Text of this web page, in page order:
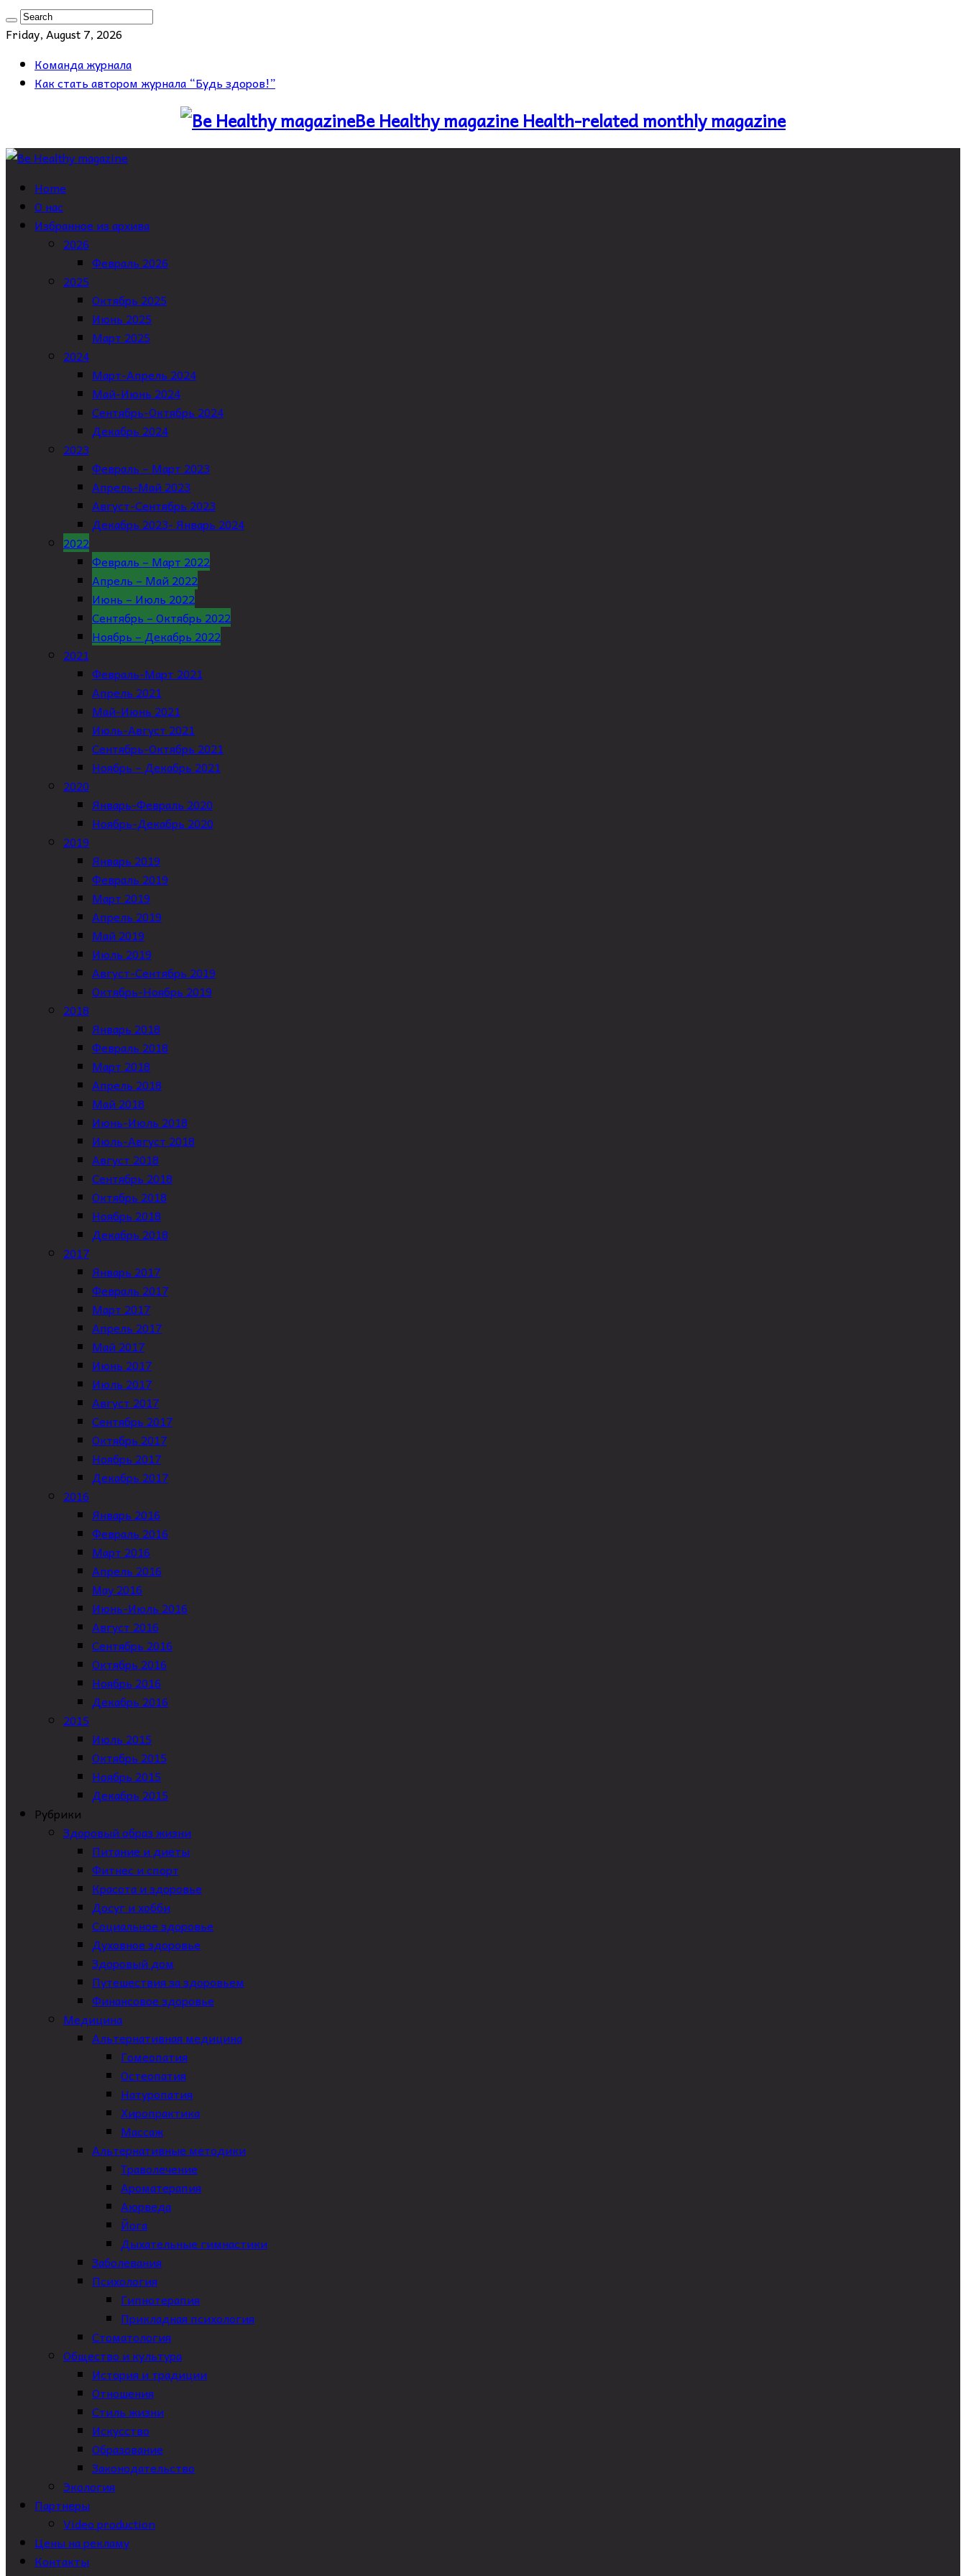
Friday, August 7, 2026
Команда журнала
Как стать автором журнала “Будь здоров!”
Be Healthy magazine Health-related monthly magazine
Home
О нас
Избранное из архива
2026
Февраль 2026
2025
Октябрь 2025
Июнь 2025
Март 2025
2024
Март-Апрель 2024
Май-Июнь 2024
Сентябрь-Октябрь 2024
Декабрь 2024
2023
Февраль – Март 2023
Апрель-Май 2023
Август-Сентябрь 2023
Декабрь 2023- Январь 2024
2022
Февраль – Март 2022
Апрель – Май 2022
Июнь – Июль 2022
Сентябрь – Октябрь 2022
Ноябрь – Декабрь 2022
2021
Февраль-Март 2021
Апрель 2021
Май-Июнь 2021
Июль-Август 2021
Сентябрь-Октябрь 2021
Ноябрь – Декабрь 2021
2020
Январь-Февраль 2020
Ноябрь-Декабрь 2020
2019
Январь 2019
Февраль 2019
Март 2019
Апрель 2019
Май 2019
Июль 2019
Август-Сентябрь 2019
Октябрь-Ноябрь 2019
2018
Январь 2018
Февраль 2018
Март 2018
Апрель 2018
Май 2018
Июнь-Июль 2018
Июль-Август 2018
Август 2018
Сентябрь 2018
Октябрь 2018
Ноябрь 2018
Декабрь 2018
2017
Январь 2017
Февраль 2017
Март 2017
Апрель 2017
Май 2017
Июнь 2017
Июль 2017
Август 2017
Сентябрь 2017
Октябрь 2017
Ноябрь 2017
Декабрь 2017
2016
Январь 2016
Февраль 2016
Март 2016
Апрель 2016
May 2016
Июнь-Июль 2016
Август 2016
Сентябрь 2016
Октябрь 2016
Ноябрь 2016
Декабрь 2016
2015
Июль 2015
Октябрь 2015
Ноябрь 2015
Декабрь 2015
Рубрики
Здоровый образ жизни
Питание и диеты
Фитнес и спорт
Красота и здоровье
Досуг и хобби
Социальное здоровье
Духовное здоровье
Здоровый дом
Путешествия за здоровьем
Финансовое здоровье
Медицина
Альтернативная медицина
Гомеопатия
Остеопатия
Натуропатия
Хиропрактика
Массаж
Альтернативные методики
Траволечение
Ароматерапия
Аюрведа
Йога
Дыхательные гимнастики
Заболевания
Психология
Гипнотерапия
Прикладная психология
Стоматология
Общество и культура
История и традиции
Отношения
Стиль жизни
Искусство
Образование
Законодательство
Экология
Партнеры
Video production
Цены на рекламу
Контакты